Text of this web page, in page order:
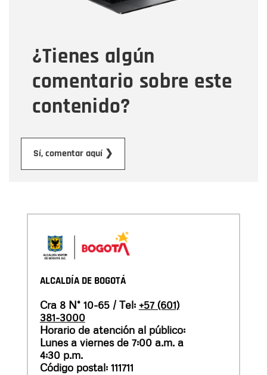
¿Tienes algún
comentario sobre este
contenido?
Sí, comentar aquí ❯
Tipo de comentario
Mensaje
ALCALDÍA DE BOGOTÁ
Cra 8 N° 10-65 / Tel: +57 (601)
381-3000
Horario de atención al público:
Lunes a viernes de 7:00 a.m. a
4:30 p.m.
Código postal: 111711